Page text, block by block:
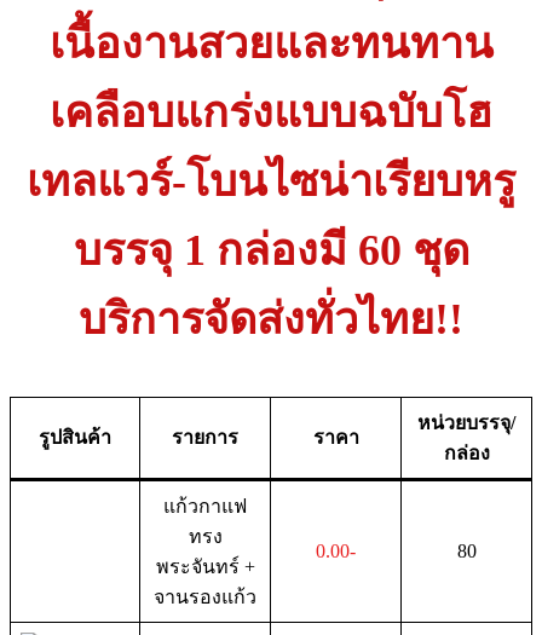
เนื้องานสวยและทนทาน
เคลือบแกร่งแบบฉบับโฮ
เทลแวร์-โบนไซน่าเรียบหรู
บรรจุ 1 กล่องมี 60 ชุด
บริการจัดส่งทั่วไทย!!
รูปสินค้า รายการ ราคา
หน่วยบรรจุ/
กล่อง
แก้วกาแฟ
ทรง
พระจันทร์ +
จานรองแก้ว
0.00- 80